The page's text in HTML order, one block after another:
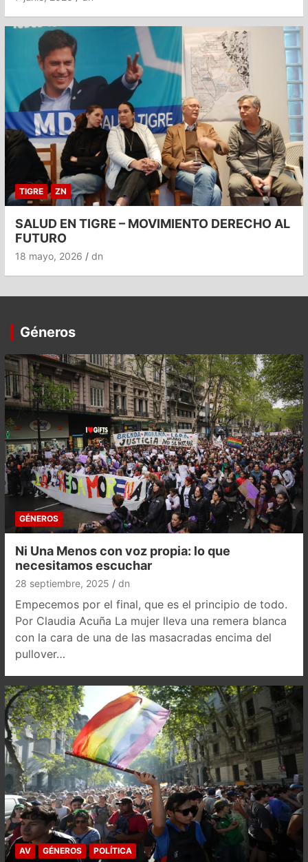
TIGRE ZN
SALUD EN TIGRE – MOVIMIENTO DERECHO AL
FUTURO
18 mayo, 2026 dn
Géneros
GÉNEROS
Ni Una Menos con voz propia: lo que
necesitamos escuchar
28 septiembre, 2025 dn
Empecemos por el final, que es el principio de todo.
Por Claudia Acuña La mujer lleva una remera blanca
con la cara de una de las masacradas encima del
pullover…
AV GÉNEROS POLÍTICA